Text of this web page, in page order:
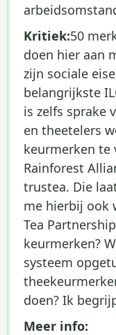
Kritiek:50
doen hier aan
zijn sociale
belangrijkste
is zelfs sprake
en theetelers
keurmerken te
Rainforest
trustea. Die
me hierbij ook
Tea
keurmerken?
systeem
doen? Ik
Meer info: